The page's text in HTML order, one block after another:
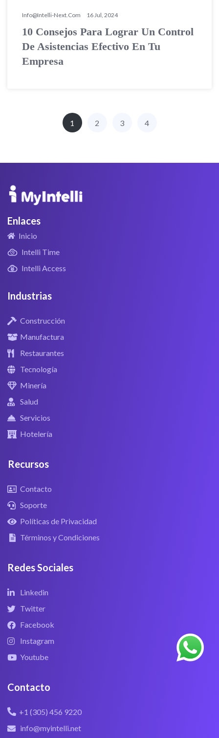
Info@intelli-Next.com 16 Jul, 2024
10 Consejos Para Lograr Un Control
De Asistencias Efectivo En Tu
Empresa
1 2 3 4
Enlaces
Inicio
Intelli Time
Intelli Access
Industrias
Construcción
Manufactura
Restaurantes
Tecnología
Minería
Salud
Servicios
Hotelería
Recursos
Contacto
Soporte
Políticas de Privacidad
Términos y Condiciones
Redes Sociales
Linkedin
Twitter
Facebook
Instagram
Youtube
Contacto
+1 (305) 456 9220
info@myintelli.net